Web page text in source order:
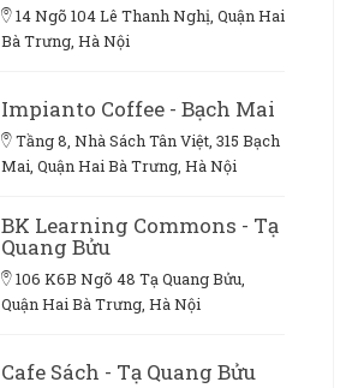
14 Ngõ 104 Lê Thanh Nghị, Quận Hai
Bà Trưng, Hà Nội
Impianto Coffee - Bạch Mai
Tầng 8, Nhà Sách Tân Việt, 315 Bạch
Mai, Quận Hai Bà Trưng, Hà Nội
BK Learning Commons - Tạ
Quang Bửu
106 K6B Ngõ 48 Tạ Quang Bửu,
Quận Hai Bà Trưng, Hà Nội
Cafe Sách - Tạ Quang Bửu